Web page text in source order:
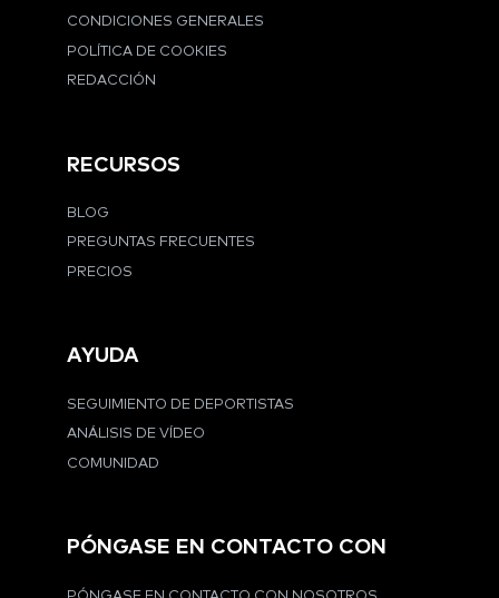
CONDICIONES GENERALES
POLÍTICA DE COOKIES
REDACCIÓN
RECURSOS
BLOG
PREGUNTAS FRECUENTES
PRECIOS
AYUDA
SEGUIMIENTO DE DEPORTISTAS
ANÁLISIS DE VÍDEO
COMUNIDAD
PÓNGASE EN CONTACTO CON